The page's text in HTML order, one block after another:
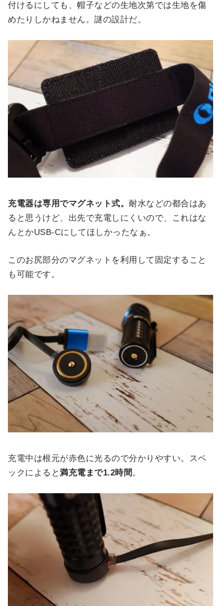
付けるにしても、帽子などの生地次第では生地を傷
めたりしかねません。謎の設計だ。
充電器は専用でマグネット式。 耐水などの都合はあ
ると思うけど、出先で充電しにくいので、これはな
んとかUSB-Cにしてほしかったなぁ。
このお尻部分のマグネットを利用して固定すること
も可能です。
充電中は根元が赤色に光るので分かりやすい。スペ
ックによると満充電まで1.2時間。